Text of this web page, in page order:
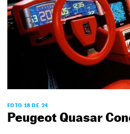
FOTO 18 DE 24
Peugeot Quasar